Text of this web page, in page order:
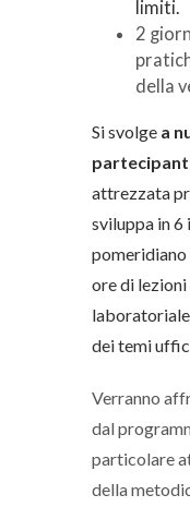
limiti.
2
della
Si svolge a
attrezzata
sviluppa in 6
pomeridiano
ore di
dei temi
Verranno
dal
particolare
della